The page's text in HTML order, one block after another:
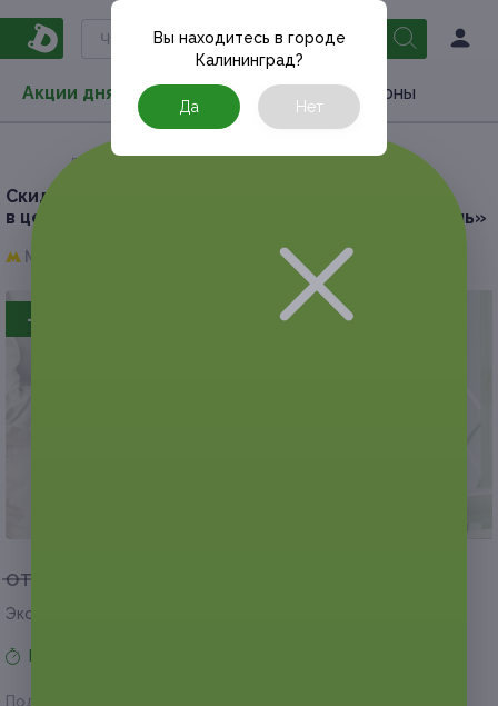
Акции дня Товары Туризм РестоКупоны
Вы находитесь в городе
Калининград?
Да Нет
Главная
Скидка до 50%.
в центре планирования семьи «Доктор Фронталь»
Минская, г. Москва, Минская ул., д. 5
- 50%
от 4 800 руб.
Экономия от 2 400 руб.
Поделиться с друзьями